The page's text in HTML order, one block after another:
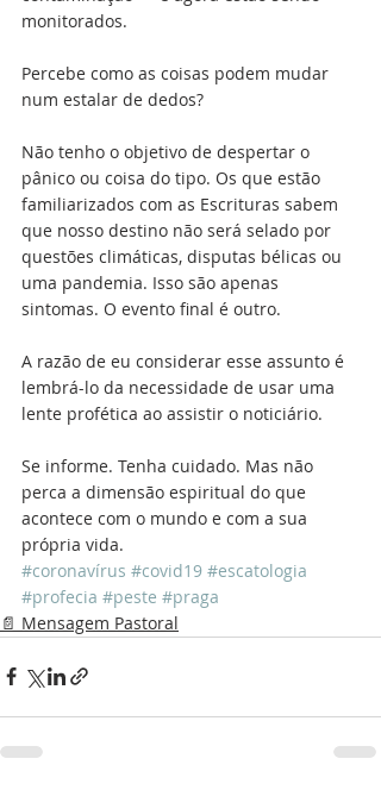
monitorados.
Percebe como as coisas podem mudar
num estalar de dedos?
Não tenho o objetivo de despertar o
pânico ou coisa do tipo. Os que estão
familiarizados com as Escrituras sabem
que nosso destino não será selado por
questões climáticas, disputas bélicas ou
uma pandemia. Isso são apenas
sintomas. O evento final é outro.
A razão de eu considerar esse assunto é
lembrá-lo da necessidade de usar uma
lente profética ao assistir o noticiário.
Se informe. Tenha cuidado. Mas não
perca a dimensão espiritual do que
acontece com o mundo e com a sua
própria vida.
#coronavírus #covid19 #escatologia
#profecia #peste #praga
📄 Mensagem Pastoral